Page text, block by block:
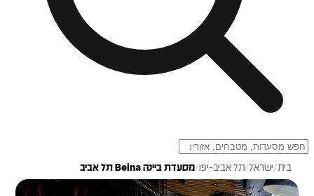
בית/ישראל/תל אביב-יפו / מסעדת ביינה Beina תל אביב